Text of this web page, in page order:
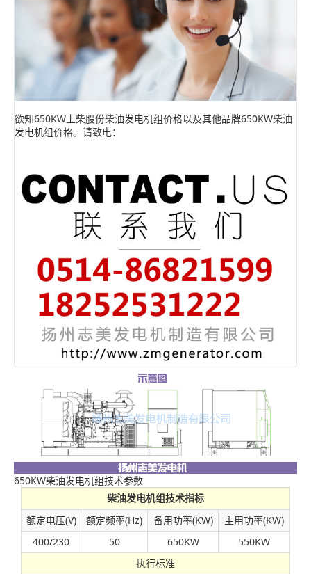
欲知650KW上柴股份柴油发电机组价格以及其他品牌650KW柴油
发电机组价格。请致电：
650KW柴油发电机组技术参数
柴油发电机组技术指标
额定电压(V)
额定频率(Hz) 备用功率(KW)
主用功率(KW)
400/230
50 650KW
550KW
执行标准